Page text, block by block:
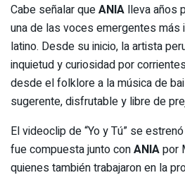
Cabe señalar queANIA lleva años
una de las voces emergentes
latino. Desde su inicio, la artista
inquietud y curiosidad por
desde el folklore a la música de
sugerente, disfrutable y libre de
El videoclip de “Yo y Tú” se
fue compuesta junto conANIApor
quienes también trabajaron en la